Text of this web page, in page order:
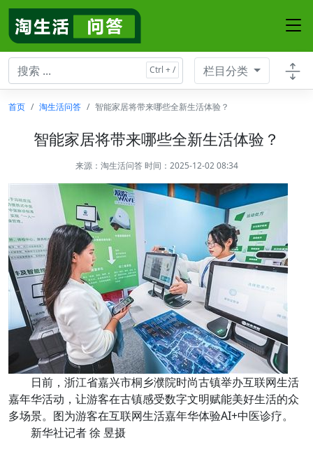
栏目分类
首页 淘生活问答 智能家居将带来哪些全新生活体验？
智能家居将带来哪些全新生活体验？
来源： 淘生活问答 时间：2025-12-02 08:34
日前，浙江省嘉兴市桐乡濮院时尚古镇举办互联网生活
嘉年华活动，让游客在古镇感受数字文明赋能美好生活的众
多场景。图为游客在互联网生活嘉年华体验AI+中医诊疗。
新华社记者 徐 昱摄